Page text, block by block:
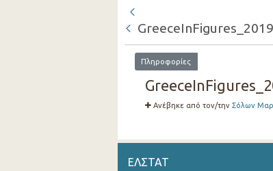
Πληροφορίες
Ανέβηκε από τον/την Σόλων
ΕΛΣΤΑΤ